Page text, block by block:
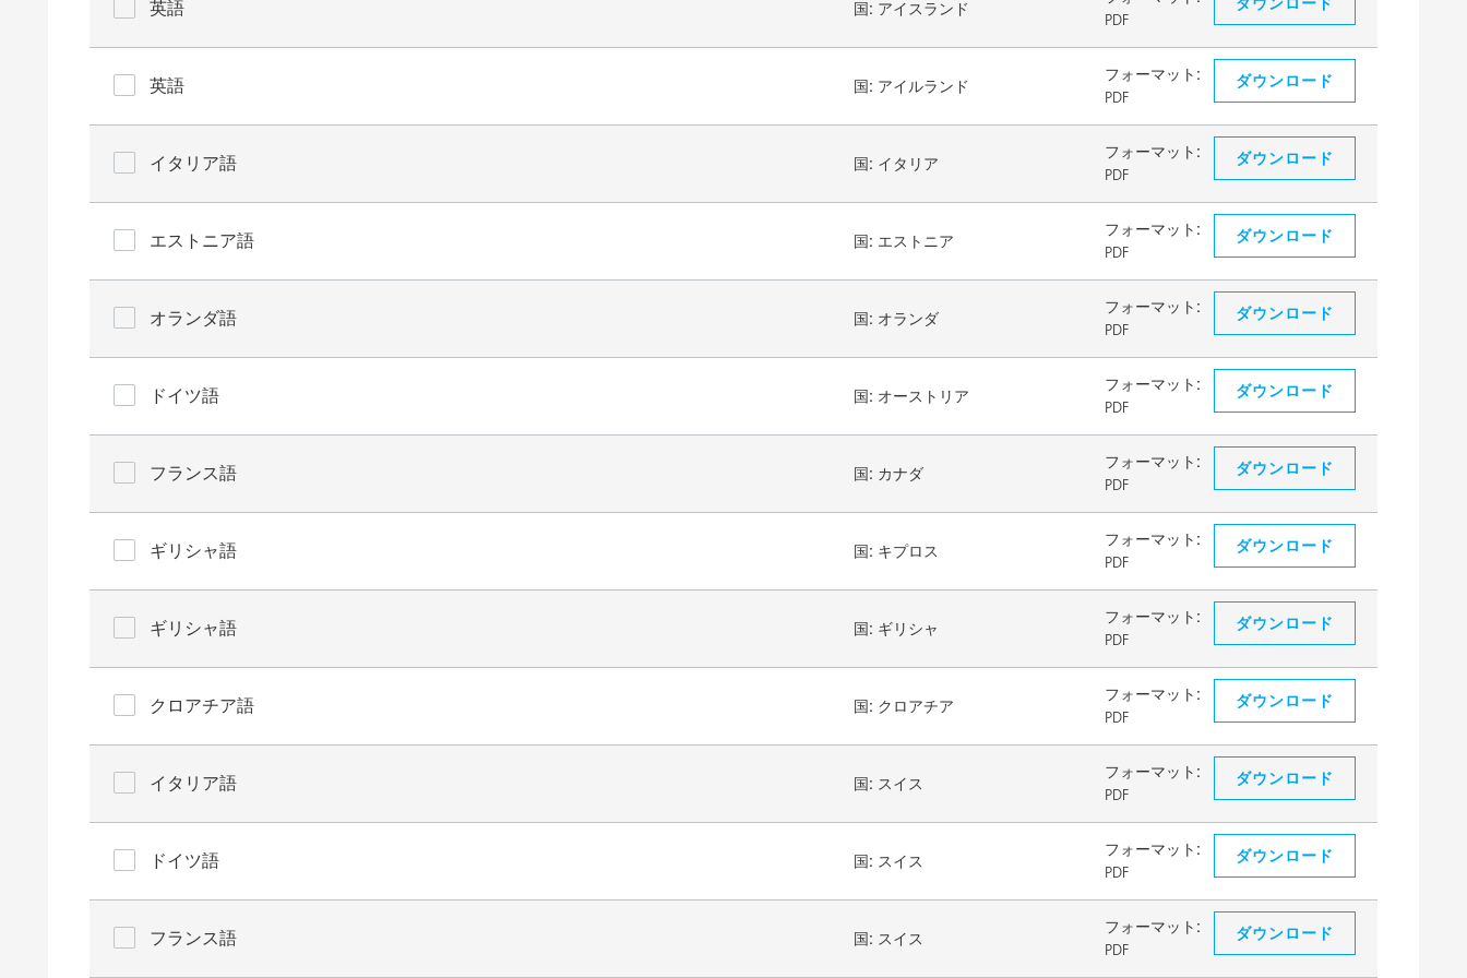
英語 国: アイスランド
PDF
英語 国: アイルランド
フォーマット:
PDF
ダウンロード
イタリア語 国: イタリア
フォーマット:
PDF
ダウンロード
エストニア語 国: エストニア
フォーマット:
PDF
ダウンロード
オランダ語 国: オランダ
フォーマット:
PDF
ダウンロード
ドイツ語 国: オーストリア
フォーマット:
PDF
ダウンロード
フランス語 国: カナダ
フォーマット:
PDF
ダウンロード
ギリシャ語 国: キプロス
フォーマット:
PDF
ダウンロード
ギリシャ語 国: ギリシャ
フォーマット:
PDF
ダウンロード
クロアチア語 国: クロアチア
フォーマット:
PDF
ダウンロード
イタリア語 国: スイス
フォーマット:
PDF
ダウンロード
ドイツ語 国: スイス
フォーマット:
PDF
ダウンロード
フランス語 国: スイス
フォーマット:
PDF
ダウンロード